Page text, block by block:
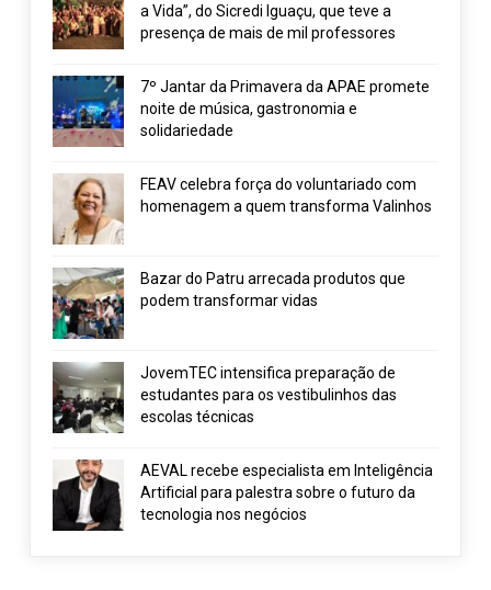
a Vida”, do Sicredi Iguaçu, que teve a
presença de mais de mil professores
7º Jantar da Primavera da APAE promete
noite de música, gastronomia e
solidariedade
FEAV celebra força do voluntariado com
homenagem a quem transforma Valinhos
Bazar do Patru arrecada produtos que
podem transformar vidas
JovemTEC intensifica preparação de
estudantes para os vestibulinhos das
escolas técnicas
AEVAL recebe especialista em Inteligência
Artificial para palestra sobre o futuro da
tecnologia nos negócios